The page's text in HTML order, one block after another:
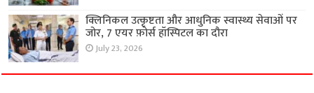
क्लिनिकल उत्कृष्टता और आधुनिक स्वास्थ्य सेवाओं पर
जोर, 7 एयर फ़ोर्स हॉस्पिटल का दौरा
July 23, 2026